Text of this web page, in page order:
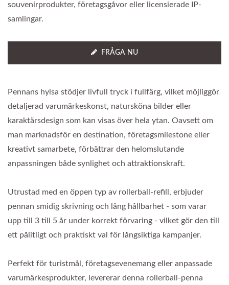
souvenirprodukter, företagsgåvor eller licensierade IP-
samlingar.
FRÅGA NU
Pennans hylsa stödjer livfull tryck i fullfärg, vilket möjliggör
detaljerad varumärkeskonst, natursköna bilder eller
karaktärsdesign som kan visas över hela ytan. Oavsett om
man marknadsför en destination, företagsmilestone eller
kreativt samarbete, förbättrar den helomslutande
anpassningen både synlighet och attraktionskraft.
Utrustad med en öppen typ av rollerball-refill, erbjuder
pennan smidig skrivning och lång hållbarhet - som varar
upp till 3 till 5 år under korrekt förvaring - vilket gör den till
ett pålitligt och praktiskt val för långsiktiga kampanjer.
Perfekt för turistmål, företagsevenemang eller anpassade
varumärkesprodukter, levererar denna rollerball-penna